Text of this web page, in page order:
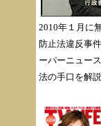
2010年１月に
防止法違反事
ーパーニュー
法の手口を解